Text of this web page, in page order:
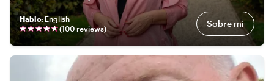
Hablo:English
(100 reviews) Sobre mí